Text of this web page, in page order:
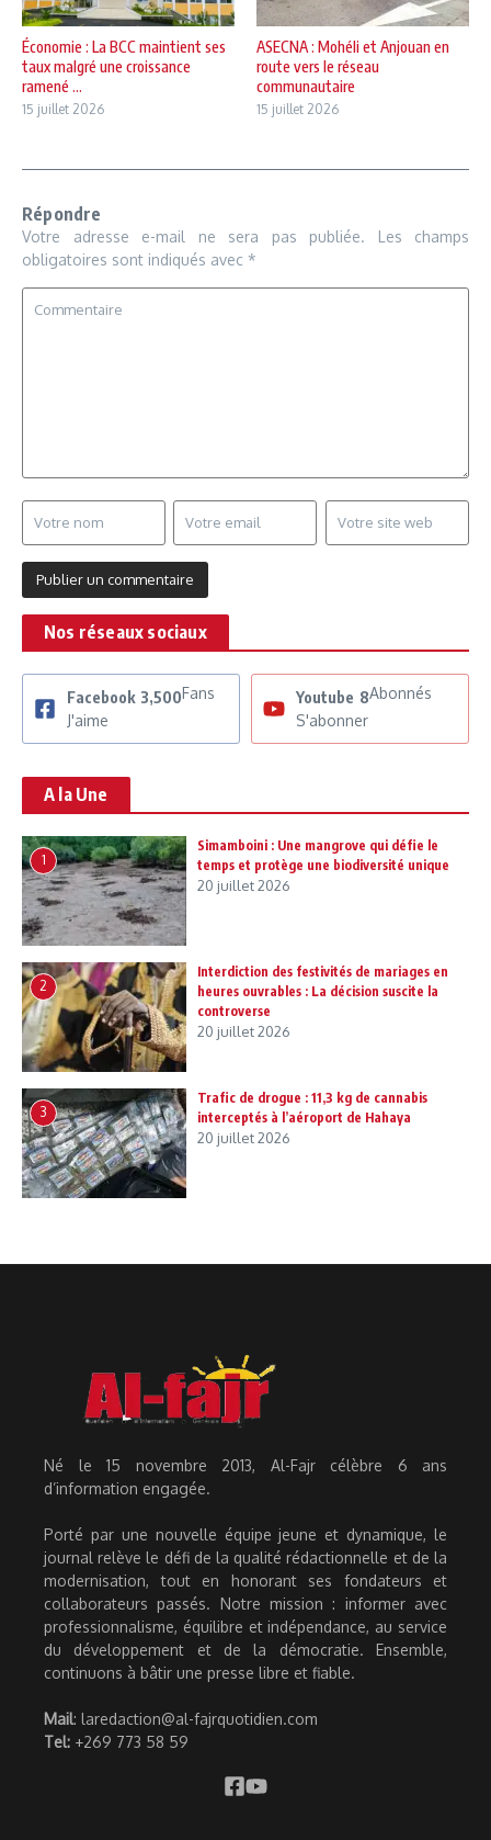
Économie : La BCC maintient ses
taux malgré une croissance
ramené ...
15 juillet 2026
ASECNA : Mohéli et Anjouan en
route vers le réseau
communautaire
15 juillet 2026
Répondre
Votre adresse e-mail ne sera pas publiée.
Les champs
obligatoires sont indiqués avec *
Nos réseaux sociaux
Facebook 3,500Fans
J'aime
Youtube 8Abonnés
S'abonner
A la Une
1
Simamboini : Une mangrove qui défie le
temps et protège une biodiversité unique
20 juillet 2026
2
Interdiction des festivités de mariages en
heures ouvrables : La décision suscite la
controverse
20 juillet 2026
3
Trafic de drogue : 11,3 kg de cannabis
interceptés à l’aéroport de Hahaya
20 juillet 2026
Né le 15 novembre 2013, Al-Fajr célèbre 6 ans
d’information engagée.
Porté par une nouvelle équipe jeune et dynamique, le
journal relève le défi de la qualité rédactionnelle et de la
modernisation, tout en honorant ses fondateurs et
collaborateurs passés. Notre mission : informer avec
professionnalisme, équilibre et indépendance, au service
du développement et de la démocratie. Ensemble,
continuons à bâtir une presse libre et fiable.
Mail: laredaction@al-fajrquotidien.com
Tel: +269 773 58 59